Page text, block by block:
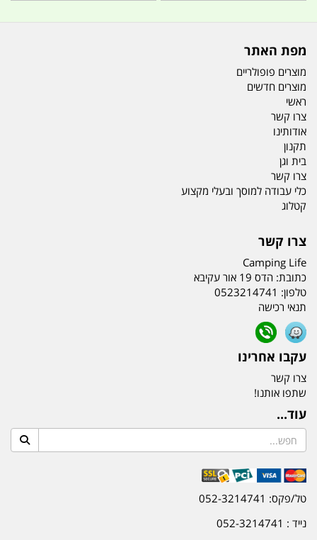
מפת האתר
מוצרים פופולריים
מוצרים חדשים
ראשי
צרו קשר
אודותינו
תקנון
בית וגן
צרו קשר
כלי עבודה למוסך ובעלי מקצוע
קטלוג
צרו קשר
Camping Life
כתובת: הדס 19 אור עקיבא
טלפון: 0523214741
תנאי רכישה
עקבו אחרינו
צרו קשר
שתפו אותנו!
עוד...
טל/פקס: 052-3214741
נייד : 052-3214741